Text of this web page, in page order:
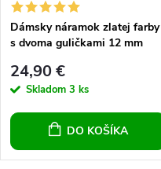
Dámsky náramok zlatej farby
s dvoma guličkami 12 mm
24,90 €
Skladom 3 ks
DO KOŠÍKA